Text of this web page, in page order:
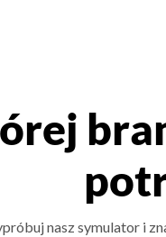
nasz symulator i